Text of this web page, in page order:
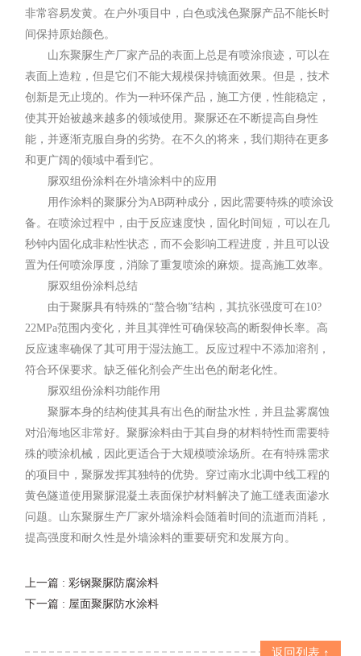
非常容易发黄。在户外项目中，白色或浅色聚脲产品不能长时
间保持原始颜色。
山东聚脲生产厂家产品的表面上总是有喷涂痕迹，可以在
表面上造粒，但是它们不能大规模保持镜面效果。但是，技术
创新是无止境的。作为一种环保产品，施工方便，性能稳定，
使其开始被越来越多的领域使用。聚脲还在不断提高自身性
能，并逐渐克服自身的劣势。在不久的将来，我们期待在更多
和更广阔的领域中看到它。
脲双组份涂料在外墙涂料中的应用
用作涂料的聚脲分为AB两种成分，因此需要特殊的喷涂设
备。在喷涂过程中，由于反应速度快，固化时间短，可以在几
秒钟内固化成非粘性状态，而不会影响工程进度，并且可以设
置为任何喷涂厚度，消除了重复喷涂的麻烦。提高施工效率。
脲双组份涂料总结
由于聚脲具有特殊的“螯合物”结构，其抗张强度可在10?
22MPa范围内变化，并且其弹性可确保较高的断裂伸长率。高
反应速率确保了其可用于湿法施工。反应过程中不添加溶剂，
符合环保要求。缺乏催化剂会产生出色的耐老化性。
脲双组份涂料功能作用
聚脲本身的结构使其具有出色的耐盐水性，并且盐雾腐蚀
对沿海地区非常好。聚脲涂料由于其自身的材料特性而需要特
殊的喷涂机械，因此更适合于大规模喷涂场所。在有特殊需求
的项目中，聚脲发挥其独特的优势。穿过南水北调中线工程的
黄色隧道使用聚脲混凝土表面保护材料解决了施工缝表面渗水
问题。山东聚脲生产厂家外墙涂料会随着时间的流逝而消耗，
提高强度和耐久性是外墙涂料的重要研究和发展方向。
上一篇 : 彩钢聚脲防腐涂料
下一篇 : 屋面聚脲防水涂料
返回列表 ↑